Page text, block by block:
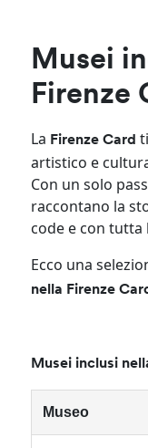
Musei
Firenze
La Firenze Card
artistico e
Con un solo
raccontano la
code e con tutta
Ecco una
nella Firenze
Musei inclusi
Museo